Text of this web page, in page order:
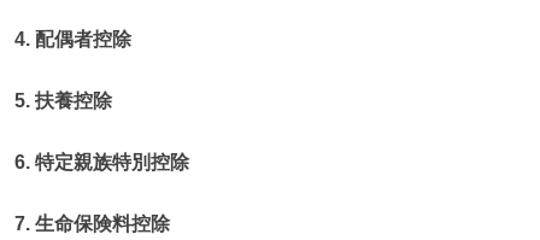
4. 配偶者控除
5. 扶養控除
6. 特定親族特別控除
7. 生命保険料控除